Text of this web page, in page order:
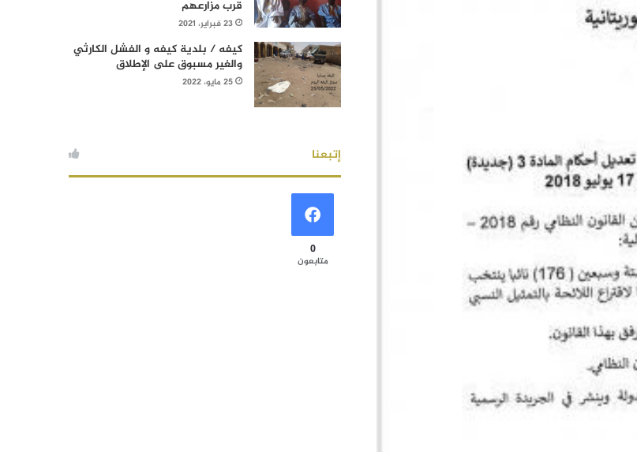
قرب مزارعهم
23 فبراير، 2021
كيفه / بلدية كيفه و الفشل الكارثي
والغير مسبوق على الإطلاق
25 مايو، 2022
إتبعنا
0
متابعون